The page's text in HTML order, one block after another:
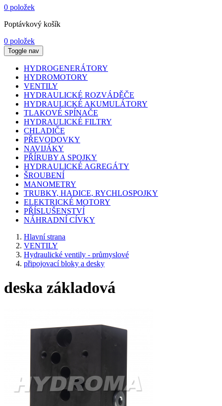
0 položek
Poptávkový košík
0 položek
Toggle nav
HYDROGENERÁTORY
HYDROMOTORY
VENTILY
HYDRAULICKÉ ROZVÁDĚČE
HYDRAULICKÉ AKUMULÁTORY
TLAKOVÉ SPÍNAČE
HYDRAULICKÉ FILTRY
CHLADIČE
PŘEVODOVKY
NAVIJÁKY
PŘÍRUBY A SPOJKY
HYDRAULICKÉ AGREGÁTY
ŠROUBENÍ
MANOMETRY
TRUBKY, HADICE, RYCHLOSPOJKY
ELEKTRICKÉ MOTORY
PŘÍSLUŠENSTVÍ
NÁHRADNÍ CÍVKY
Hlavní strana
VENTILY
Hydraulické ventily - průmyslové
připojovací bloky a desky
deska základová